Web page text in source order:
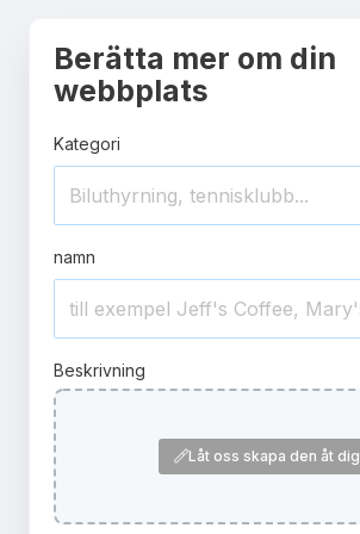
Berätta mer om din
webbplats
Kategori
namn
Beskrivning
Låt oss skapa den åt dig